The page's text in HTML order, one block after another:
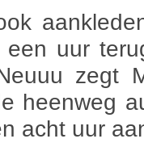
uur
zegt
heenweg
acht uur